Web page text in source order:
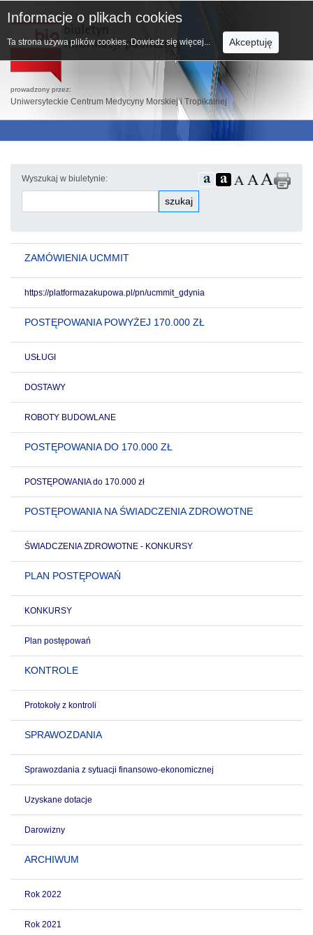
prowadzony przez:
Uniwersyteckie Centrum Medycyny Morskiej i Tropikalnej
Wyszukaj w biuletynie:
szukaj
ZAMÓWIENIA UCMMIT
https://platformazakupowa.pl/pn/ucmmit_gdynia
POSTĘPOWANIA POWYŻEJ 170.000 ZŁ
USŁUGI
DOSTAWY
ROBOTY BUDOWLANE
POSTĘPOWANIA DO 170.000 ZŁ
POSTĘPOWANIA do 170.000 zł
POSTĘPOWANIA NA ŚWIADCZENIA ZDROWOTNE
ŚWIADCZENIA ZDROWOTNE - KONKURSY
PLAN POSTĘPOWAŃ
KONKURSY
Plan postępowań
KONTROLE
Protokoły z kontroli
SPRAWOZDANIA
Sprawozdania z sytuacji finansowo-ekonomicznej
Uzyskane dotacje
Darowizny
ARCHIWUM
Rok 2022
Rok 2021
Informacje o plikach cookies
Ta strona używa plików cookies. Dowiedz się więcej... Akceptuję